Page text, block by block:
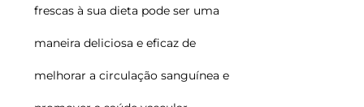
frescas à sua dieta pode ser uma
maneira deliciosa e eficaz de
melhorar a circulação sanguínea e